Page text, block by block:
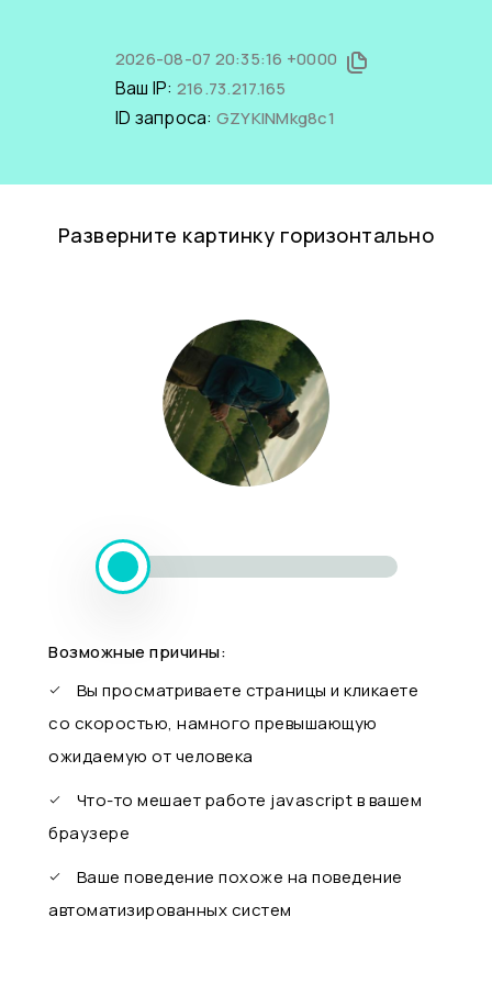
2026-08-07 20:35:16 +0000
Ваш IP: 216.73.217.165
ID запроса: GZYKlNMkg8c1
Разверните картинку горизонтально
Возможные причины:
Вы просматриваете страницы и кликаете
со скоростью, намного превышающую
ожидаемую от человека
Что-то мешает работе javascript в вашем
браузере
Ваше поведение похоже на поведение
автоматизированных систем